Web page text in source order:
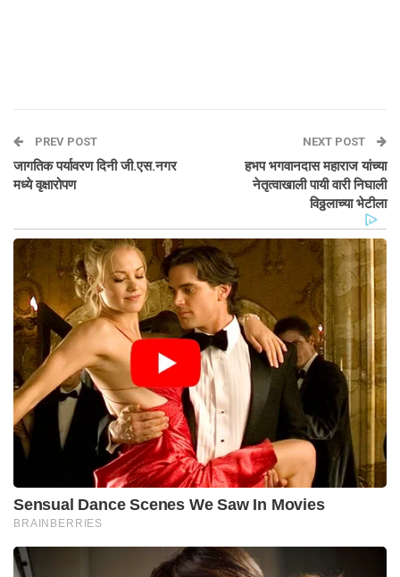
PREV POST
जागतिक पर्यावरण दिनी जी.एस.नगर
मध्ये वृक्षारोपण
NEXT POST
हभप भगवानदास महाराज यांच्या
नेतृत्वाखाली पायी वारी निघाली
विठ्ठलाच्या भेटीला